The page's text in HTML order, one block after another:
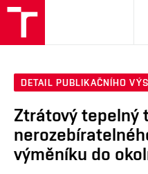
DETAIL PUBLIKAČNÍHO
Ztrátový tepelný
výměníku do